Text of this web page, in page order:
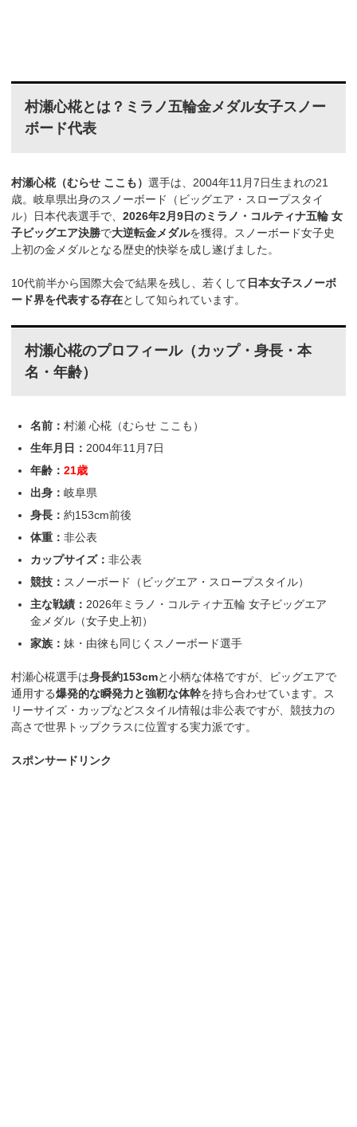
村瀬心椛とは？ミラノ五輪金メダル女子スノー
ボード代表
村瀬心椛（むらせ ここも）選手は、2004年11月7日生まれの21
歳。岐阜県出身のスノーボード（ビッグエア・スロープスタイ
ル）日本代表選手で、2026年2月9日のミラノ・コルティナ五輪 女
子ビッグエア決勝で大逆転金メダルを獲得。スノーボード女子史
上初の金メダルとなる歴史的快挙を成し遂げました。
10代前半から国際大会で結果を残し、若くして 日本女子スノーボ
ード界を代表する存在として知られています。
村瀬心椛のプロフィール（カップ・身長・本
名・年齢）
名前：村瀬 心椛（むらせ ここも）
生年月日： 2004年11月7日
年齢：21歳
出身：岐阜県
身長：約153cm前後
体重：非公表
カップサイズ：非公表
競技： スノーボード（ビッグエア・スロープスタイル）
主な戦績： 2026年ミラノ・コルティナ五輪 女子ビッグエア
金メダル（女子史上初）
家族：妹・由徠も同じくスノーボード選手
村瀬心椛選手は身長約153cmと小柄な体格ですが、ビッグエアで
通用する爆発的な瞬発力と強靭な体幹を持ち合わせています。ス
リーサイズ・カップなどスタイル情報は非公表ですが、競技力の
高さで世界トップクラスに位置する実力派です。
スポンサードリンク